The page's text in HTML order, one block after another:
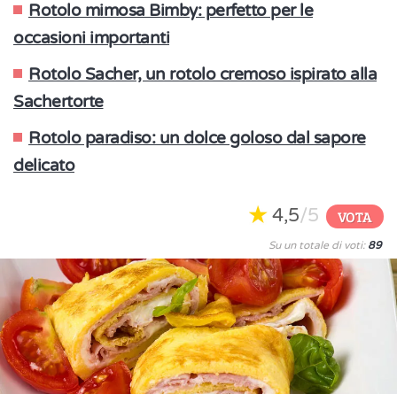
Rotolo mimosa Bimby: perfetto per le
occasioni importanti
Rotolo Sacher, un rotolo cremoso ispirato alla
Sachertorte
Rotolo paradiso: un dolce goloso dal sapore
delicato
4,5/5 VOTA
Su un totale di voti: 89